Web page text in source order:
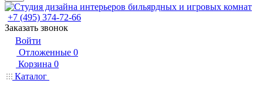
+7 (495) 374-72-66
Заказать звонок
Войти
Отложенные 0
Корзина 0
Каталог